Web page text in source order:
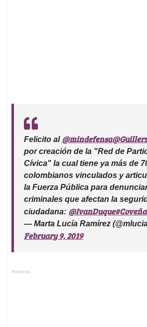
Felicito al @mindefensa
por creación de la "Red de
Cívica" la cual tiene ya más de
colombianos vinculados y
la Fuerza Pública para
criminales que afectan la
ciudadana: @IvanDuque
— Marta Lucía Ramírez
February 9, 2019
Anuncios.